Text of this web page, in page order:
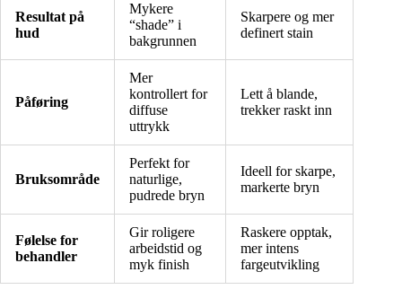
Resultat på
hud
Mykere
“shade” i
bakgrunnen
Skarpere og mer
definert stain
Påføring
Mer
kontrollert for
diffuse
uttrykk
Lett å blande,
trekker raskt inn
Bruksområde
Perfekt for
naturlige,
pudrede bryn
Ideell for skarpe,
markerte bryn
Følelse for
behandler
Gir roligere
arbeidstid og
myk finish
Raskere opptak,
mer intens
fargeutvikling